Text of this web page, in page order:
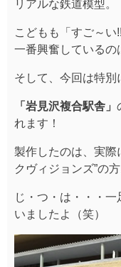
リアルな鉄道模型。
こどもも「すご～い
一番興奮しているの
そして、今回は特別
「岩見沢複合駅舎」
れます！
製作したのは、実際
クヴィジョンズ”の方
じ・つ・は・・・
いましたよ（笑）